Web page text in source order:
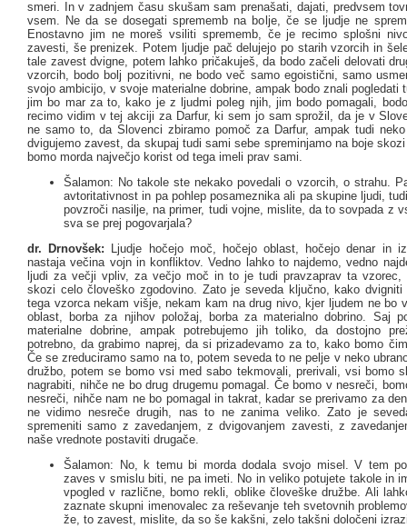
smeri. In v zadnjem času skušam sam prenašati, dajati, predvsem
vsem. Ne da se dosegati sprememb na bolje, če se ljudje ne
Enostavno jim ne moreš vsiliti sprememb, če je recimo splošni
zavesti, še prenizek. Potem ljudje pač delujejo po starih vzorcih in
tale zavest dvigne, potem lahko pričakuješ, da bodo začeli delovati
vzorcih, bodo bolj pozitivni, ne bodo več samo egoistični, samo
svojo ambicijo, v svoje materialne dobrine, ampak bodo znali pogledati
jim bo mar za to, kako je z ljudmi poleg njih, jim bodo pomagali,
recimo vidim v tej akciji za Darfur, ki sem jo sam sprožil, da je v
ne samo to, da Slovenci zbiramo pomoč za Darfur, ampak tudi
dvigujemo zavest, da skupaj tudi sami sebe spreminjamo na boje
bomo morda največjo korist od tega imeli prav sami.
Šalamon: No takole ste nekako povedali o vzorcih, o strahu.
avtoritativnost in pa pohlep posameznika ali pa skupine ljudi,
povzroči nasilje, na primer, tudi vojne, mislite, da to sovpada z
sva se prej pogovarjala?
dr. Drnovšek:
Ljudje hočejo moč, hočejo oblast, hočejo denar in
nastaja večina vojn in konfliktov. Vedno lahko to najdemo, vedno
ljudi za večji vpliv, za večjo moč in to je tudi pravzaprav ta vzorec,
skozi celo človeško zgodovino. Zato je seveda ključno, kako
tega vzorca nekam višje, nekam kam na drug nivo, kjer ljudem ne bo
oblast, borba za njihov položaj, borba za materialno dobrino. Saj
materialne dobrine, ampak potrebujemo jih toliko, da dostojno
potrebno, da grabimo naprej, da si prizadevamo za to, kako bomo
Če se zreduciramo samo na to, potem seveda to ne pelje v neko
družbo, potem se bomo vsi med sabo tekmovali, prerivali, vsi bomo
nagrabiti, nihče ne bo drug drugemu pomagal. Če bomo v nesreči,
nesreči, nihče nam ne bo pomagal in takrat, kadar se prerivamo za
ne vidimo nesreče drugih, nas to ne zanima veliko. Zato je
spremeniti samo z zavedanjem, z dvigovanjem zavesti, z
naše vrednote postaviti drugače.
Šalamon: No, k temu bi morda dodala svojo misel. V tem
zaves v smislu biti, ne pa imeti. No in veliko potujete takole in
vpogled v različne, bomo rekli, oblike človeške družbe. Ali
zaznate skupni imenovalec za reševanje teh svetovnih
že, to zavest, mislite, da so še kakšni, zelo takšni določeni